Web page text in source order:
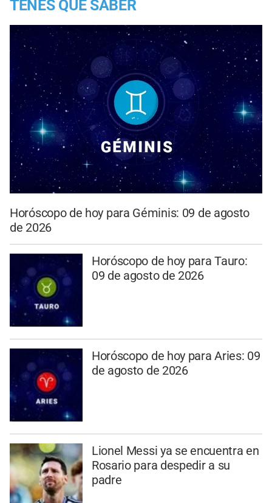
TENES QUE SABER
Horóscopo de hoy para Géminis: 09 de agosto
de 2026
Horóscopo de hoy para Tauro:
09 de agosto de 2026
Horóscopo de hoy para Aries: 09
de agosto de 2026
Lionel Messi ya se encuentra en
Rosario para despedir a su
padre